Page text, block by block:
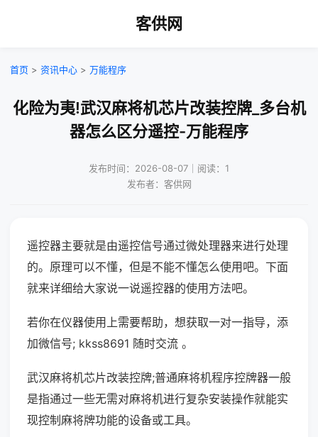
客供网
首页 > 资讯中心 > 万能程序
化险为夷!武汉麻将机芯片改装控牌_多台机
器怎么区分遥控-万能程序
发布时间：2026-08-07｜阅读：1
发布者：客供网
遥控器主要就是由遥控信号通过微处理器来进行处理
的。原理可以不懂，但是不能不懂怎么使用吧。下面
就来详细给大家说一说遥控器的使用方法吧。
若你在仪器使用上需要帮助，想获取一对一指导，添
加微信号; kkss8691 随时交流 。
武汉麻将机芯片改装控牌;普通麻将机程序控牌器一般
是指通过一些无需对麻将机进行复杂安装操作就能实
现控制麻将牌功能的设备或工具。